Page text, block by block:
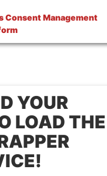
Consent Management
YOUR
LOAD THE